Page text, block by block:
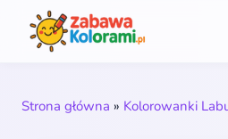
Strona główna » Kolorowanki